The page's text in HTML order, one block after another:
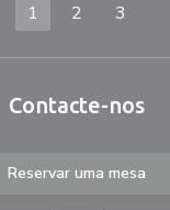
1 2 3
Contacte-nos
Reservar uma mesa